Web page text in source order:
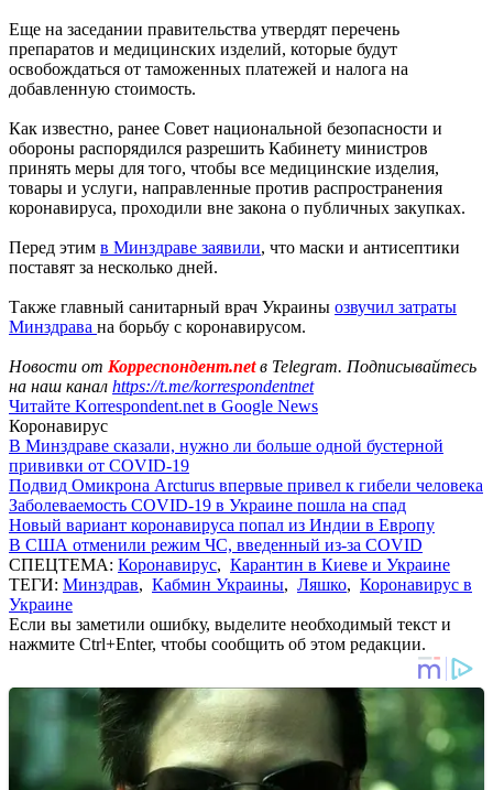
Еще на заседании правительства утвердят перечень
препаратов и медицинских изделий, которые будут
освобождаться от таможенных платежей и налога на
добавленную стоимость.
Как известно, ранее Совет национальной безопасности и
обороны распорядился разрешить Кабинету министров
принять меры для того, чтобы все медицинские изделия,
товары и услуги, направленные против распространения
коронавируса, проходили вне закона о публичных закупках.
Перед этим в Минздраве заявили, что маски и антисептики
поставят за несколько дней.
Также главный санитарный врач Украины озвучил затраты
Минздрава на борьбу с коронавирусом.
Новости от Корреспондент.netв Telegram. Подписывайтесь
на наш канал https://t.me/korrespondentnet
Читайте Korrespondent.net в Google News
Коронавирус
В Минздраве сказали, нужно ли больше одной бустерной
прививки от COVID-19
Подвид Омикрона Arcturus впервые привел к гибели человека
Заболеваемость COVID-19 в Украине пошла на спад
Новый вариант коронавируса попал из Индии в Европу
В США отменили режим ЧС, введенный из-за COVID
СПЕЦТЕМА: Коронавирус, Карантин в Киеве и Украине
ТЕГИ: Минздрав, Кабмин Украины, Ляшко, Коронавирус в
Украине
Если вы заметили ошибку, выделите необходимый текст и
нажмите Ctrl+Enter, чтобы сообщить об этом редакции.